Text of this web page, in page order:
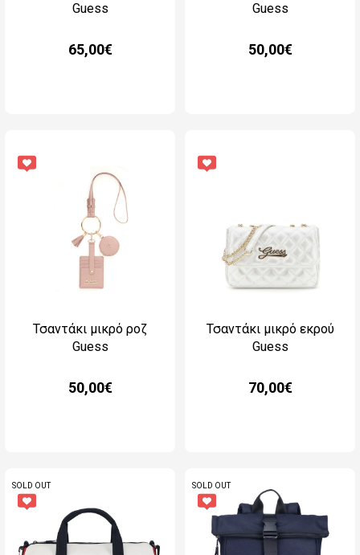
Guess
65,00€
Guess
50,00€
Τσαντάκι μικρό ροζ
Guess
50,00€
Τσαντάκι μικρό εκρού
Guess
70,00€
SOLD OUT SOLD OUT